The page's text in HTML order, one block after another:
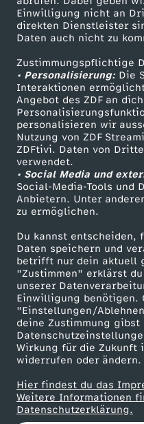
Einwilligung nicht an
direkten Dienstleister
Daten auch nicht zu
Zustimmungspflichtige
• Personalisierung:Die
Interaktionen
Angebot des ZDF an
personalisieren wir
Nutzung von ZDF
ZDFtivi. Daten von
verwendet.
• Social Media und
Social-Media-Tools und
Anbietern. Unter
zu ermöglichen.
Du kannst entscheiden,
Daten speichern und
betrifft nur dein aktuell
"Zustimmen" erklärst
unserer
Einwilligung benötigen.
"Einstellungen/
deine Zustimmung
Wirkung für die Zukunft
widerrufen oder ändern.
Hier findest du das
Weitere Informationen
Datenschutzerklärung.
e
s
-
W
i
e
m
ä
c
h
t
i
Smart TV
ZDFtext
Livestreams
Sendungen A-Z
TV-Programm
ZDF Unternehmen
Karriere
ZDF goes Schule
Werbefernsehen
Mainzelmännchen
Partner